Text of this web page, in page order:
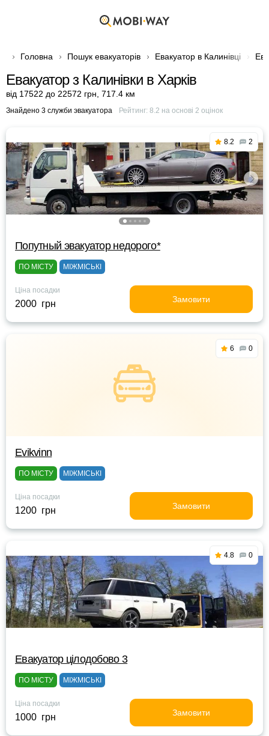
Головна Пошук евакуаторів Евакуатор в Калинівці
Евакуатор з Калинівки в Харків
від 17522 до 22572 грн 717.4 км
Знайдено 3 служби эвакуатора Рейтинг: 8.2 на основі 2 оцінок
8.2 2
Попутный эвакуатор недорого*
ПО МІСТУ МІЖМІСЬКІ
Ціна посадки
2000 грн Замовити
6 0
Evikvinn
ПО МІСТУ МІЖМІСЬКІ
Ціна посадки
1200 грн Замовити
4.8 0
Евакуатор цілодобово 3
ПО МІСТУ МІЖМІСЬКІ
Ціна посадки
1000 грн Замовити